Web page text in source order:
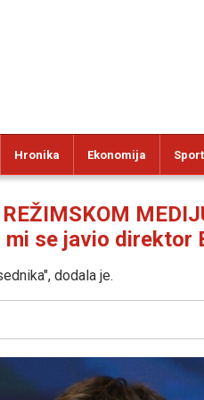
Hronika Ekonomija Sport
se javio direktor
dodala je.